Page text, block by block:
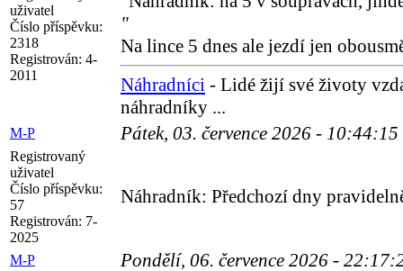
uživatel
Číslo příspěvku:
2318
Registrován: 4-
2011
"
Na lince 5 dnes ale jezdí jen
Náhradníci - Lidé žijí své životy
náhradníky ...
M-P Pátek, 03. července 2026 - 10:44:15
Registrovaný
uživatel
Číslo příspěvku:
57
Registrován: 7-
2025
Náhradník: Předchozí dny
M-P Pondělí, 06. července 2026 -